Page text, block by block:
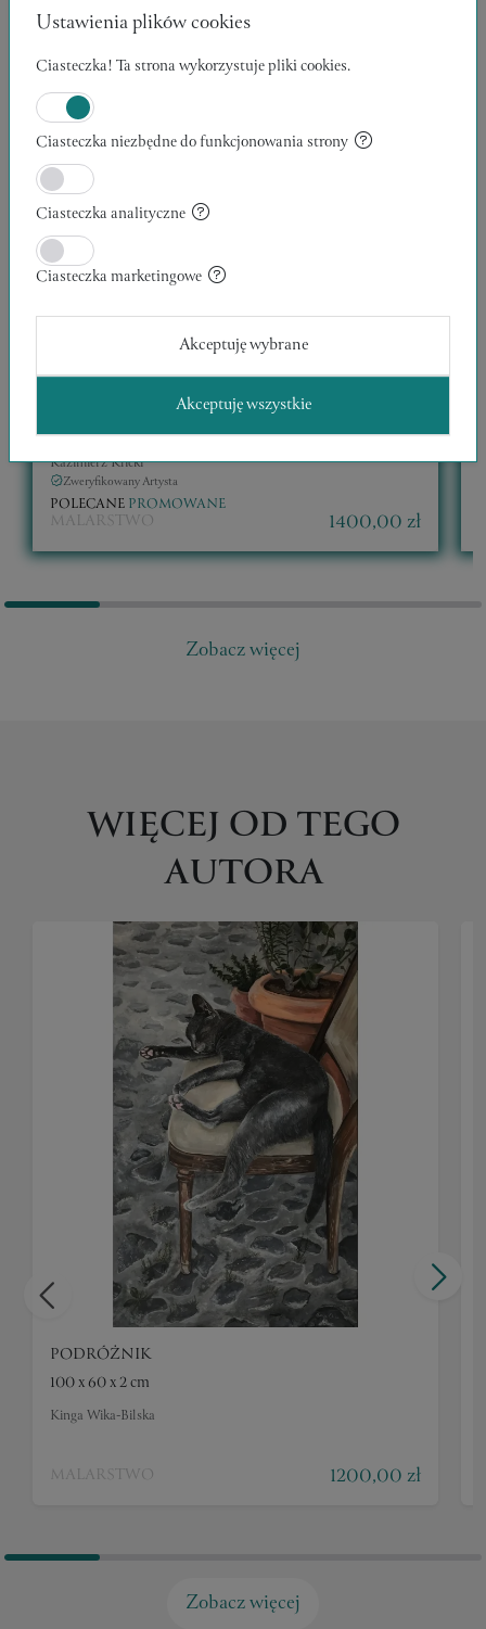
30 x 40 x 1 cm
Kazimierz Klicki
Zweryfikowany Artysta
POLECANE PROMOWANE
MALARSTWO 1400,00 zł
Zobacz więcej
WIĘCEJ OD TEGO
AUTORA
PODRÓŻNIK
100 x 60 x 2 cm
Kinga Wika-Bilska
MALARSTWO 1200,00 zł
Zobacz więcej
Ustawienia plików cookies
Ciasteczka! Ta strona wykorzystuje pliki cookies.
Ciasteczka niezbędne do funkcjonowania strony
Ciasteczka analityczne
Ciasteczka marketingowe
Akceptuję wybrane
Akceptuję wszystkie